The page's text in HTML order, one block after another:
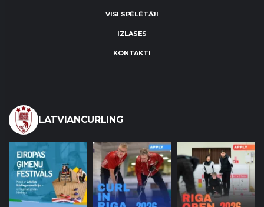
VISI SPĒLĒTĀJI
IZLASES
KONTAKTI
LATVIANCURLING